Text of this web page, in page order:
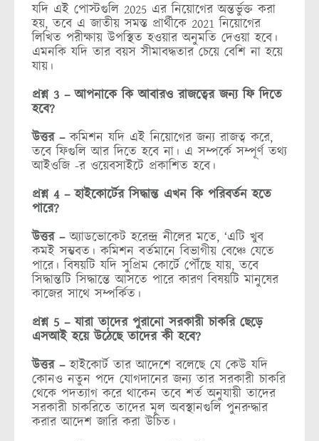
যদি এই পোস্টগুলি 2025 এর নিয়োগের অন্তর্ভুক্ত করা
হয়, তবে এ জাতীয় সমস্ত প্রার্থীকে 2021 নিয়োগের
লিখিত পরীক্ষায় উপস্থিত হওয়ার অনুমতি দেওয়া হবে।
এমনকি যদি তার বয়স সীমাবদ্ধতার চেয়ে বেশি না হয়ে
যায়।
প্রশ্ন 3 – আপনাকে কি আবারও রাজত্বের জন্য ফি দিতে
হবে?
উত্তর –কমিশন যদি এই নিয়োগের জন্য রাজত্ব করে,
তবে ফিগুলি আর দিতে হবে না। এ সম্পর্কে সম্পূর্ণ তথ্য
আইওজি -র ওয়েবসাইটে প্রকাশিত হবে।
প্রশ্ন 4 – হাইকোর্টের সিদ্ধান্ত এখন কি পরিবর্তন হতে
পারে?
উত্তর –অ্যাডভোকেট হরেন্দ্র নীলের মতে, ‘এটি খুব
কমই সম্ভবত। কমিশন বর্তমানে বিভাগীয় বেঞ্চে যেতে
পারে। বিষয়টি যদি সুপ্রিম কোর্টে পৌঁছে যায়, তবে
সিদ্ধান্তটি সিদ্ধান্তে আসতে পারে কারণ বিষয়টি মানুষের
কাজের সাথে সম্পর্কিত।
প্রশ্ন 5 – যারা তাদের পুরানো সরকারী চাকরি ছেড়ে
এসআই হয়ে উঠেছে তাদের কী হবে?
উত্তর –হাইকোর্ট তার আদেশে বলেছে যে কেউ যদি
কোনও নতুন পদে যোগদানের জন্য তার সরকারী চাকরি
থেকে পদত্যাগ করে থাকেন তবে শর্ত অনুযায়ী তাদের
সরকারী চাকরিতে তাদের মূল অবস্থানগুলি পুনরুদ্ধার
করার আদেশ জারি করা উচিত।